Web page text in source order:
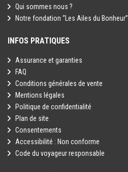
Qui sommes nous ?
Notre fondation “Les Ailes du Bonheur”
INFOS PRATIQUES
Assurance et garanties
FAQ
Conditions générales de vente
Mentions légales
Politique de confidentialité
Plan de site
Consentements
Accessibilité : Non conforme
Code du voyageur responsable